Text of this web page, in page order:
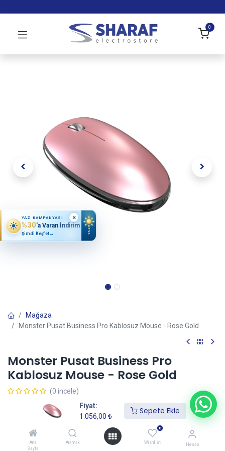
Fiyat:
1.056,00 ₺
Sepete Ekle
Ana
Sayfa
Aramak
0
Wishlist Hesap
0
Mağaza
Monster Pusat Business Pro Kablosuz Mouse - Rose Gold
Monster Pusat Business Pro
Kablosuz Mouse - Rose Gold
(0 incele)
1.056,00₺
Sepete Ekle
YAZ KAMPANYASI
%30'a Varan İndirim
Şimdi Keşfet→ YAZ
×